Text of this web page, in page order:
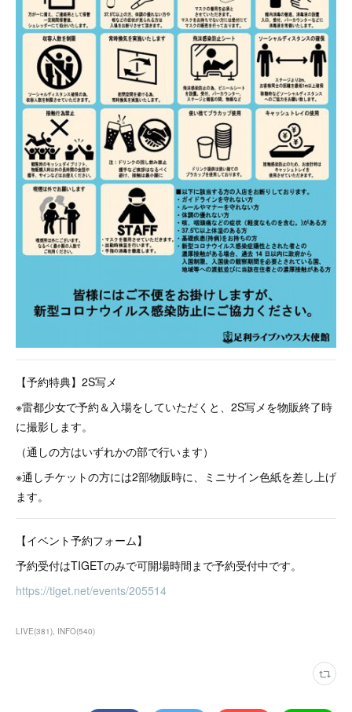
【予約特典】2S写メ
※雷都少女で予約＆入場をしていただくと、2S写メを物販終了時
に撮影します。
（通しの方はいずれかの部で行います）
※通しチケットの方には2部物販時に、ミニサイン色紙を差し上げ
ます。
【イベント予約フォーム】
予約受付はTIGETのみで可開場時間まで予約受付中です。
https://tiget.net/events/205514
LIVE(381) INFO(540)